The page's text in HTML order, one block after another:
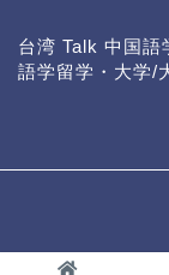
台湾 Talk 中国語
語学留学・大学/